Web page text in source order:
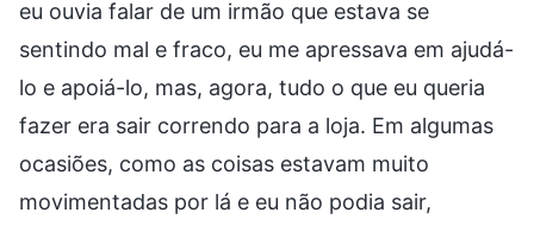
eu ouvia falar de um irmão que estava se
sentindo mal e fraco, eu me apressava em ajudá-
lo e apoiá-lo, mas, agora, tudo o que eu queria
fazer era sair correndo para a loja. Em algumas
ocasiões, como as coisas estavam muito
movimentadas por lá e eu não podia sair,